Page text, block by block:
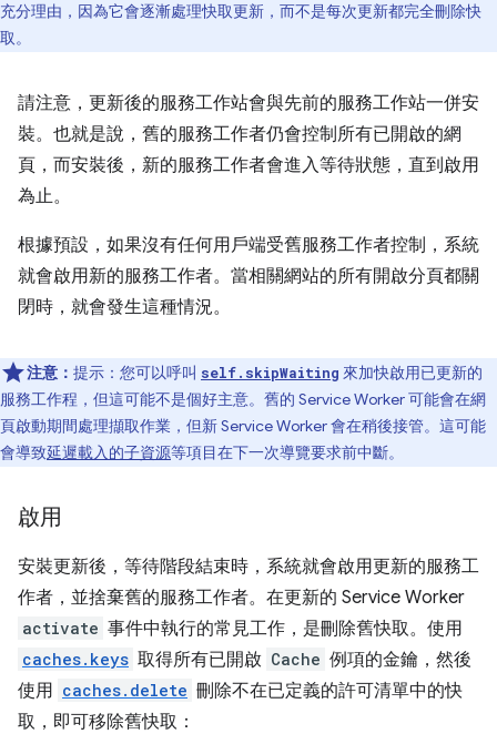
充分理由，因為它會逐漸處理快取更新，而不是每次更新都完全刪除快
取。
請注意，更新後的服務工作站會與先前的服務工作站一併安
裝。也就是說，舊的服務工作者仍會控制所有已開啟的網
頁，而安裝後，新的服務工作者會進入等待狀態，直到啟用
為止。
根據預設，如果沒有任何用戶端受舊服務工作者控制，系統
就會啟用新的服務工作者。當相關網站的所有開啟分頁都關
閉時，就會發生這種情況。
注意： 提示：您可以呼叫 self.skipWaiting 來加快啟用已更新的
服務工作程，但這可能不是個好主意。舊的 Service Worker 可能會在網
頁啟動期間處理擷取作業，但新 Service Worker 會在稍後接管。這可能
會導致延遲載入的子資源等項目在下一次導覽要求前中斷。
啟用
安裝更新後，等待階段結束時，系統就會啟用更新的服務工
作者，並捨棄舊的服務工作者。在更新的 Service Worker
activate 事件中執行的常見工作，是刪除舊快取。使用
caches.keys 取得所有已開啟 Cache 例項的金鑰，然後
使用 caches.delete 刪除不在已定義的許可清單中的快
取，即可移除舊快取：